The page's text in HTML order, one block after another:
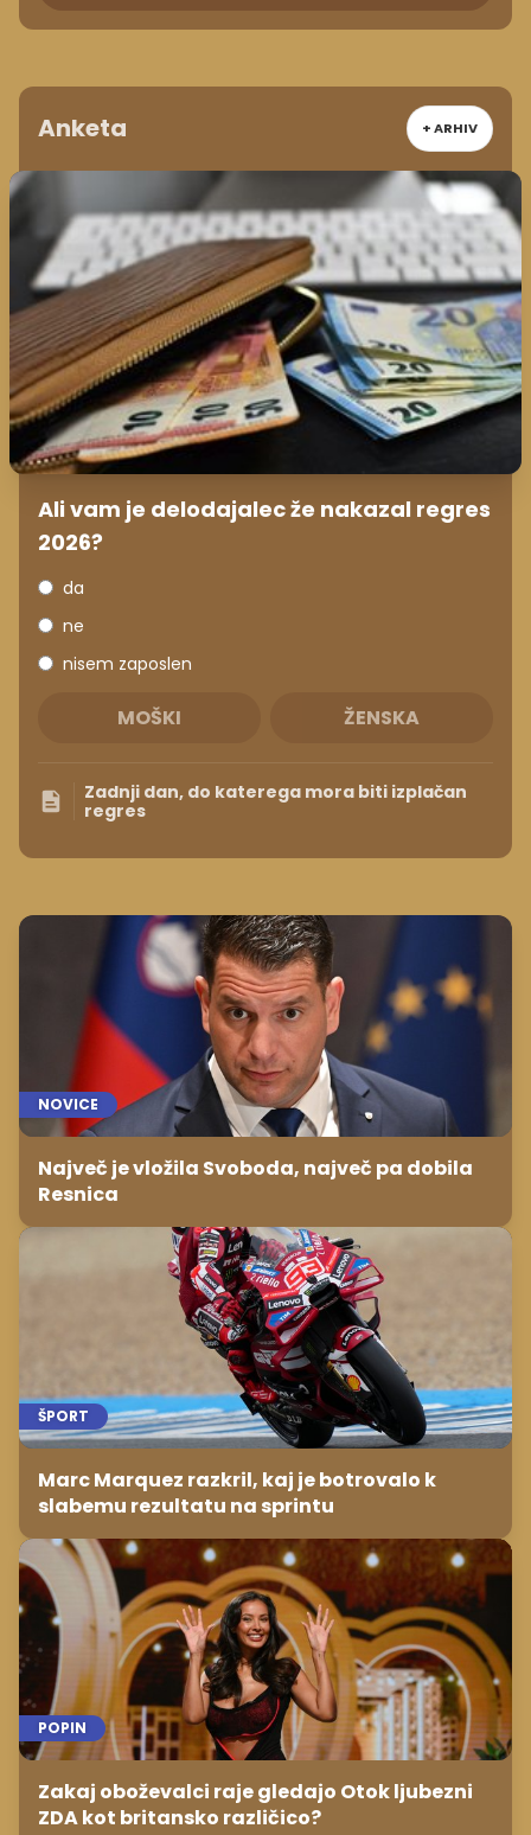
Anketa + ARHIV
Ali vam je delodajalec že nakazal regres
2026?
da
ne
nisem zaposlen
MOŠKI ŽENSKA
Zadnji dan, do katerega mora biti izplačan
regres
NOVICE
Največ je vložila Svoboda, največ pa dobila
Resnica
ŠPORT
Marc Marquez razkril, kaj je botrovalo k
slabemu rezultatu na sprintu
POPIN
Zakaj oboževalci raje gledajo Otok ljubezni
ZDA kot britansko različico?